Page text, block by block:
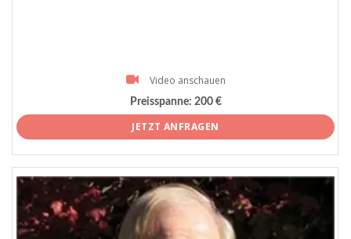
Video anschauen
Preisspanne: 200 €
JETZT ANFRAGEN